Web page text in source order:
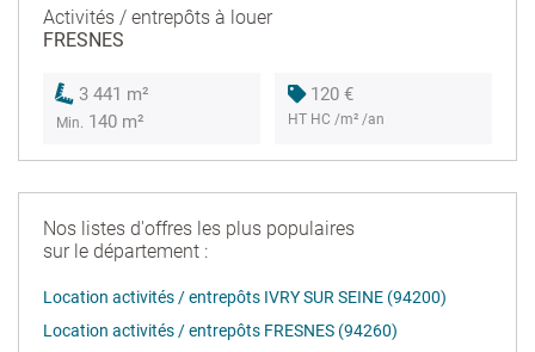
Activités / entrepôts à louer
FRESNES
3 441 m²
Min. 140 m²
120 €
HT HC /m² /an
Nos listes d'offres les plus populaires
sur le département :
Location activités / entrepôts IVRY SUR SEINE (94200)
Location activités / entrepôts FRESNES (94260)